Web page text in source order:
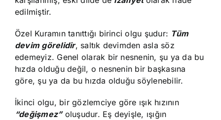
edilmiştir.
Özel Kuramın tanıttığı birinci olgu şudur: Tüm
devim görelidir, saltık devimden asla söz
edemeyiz. Genel olarak bir nesnenin, şu ya da bu
hızda olduğu değil, o nesnenin bir başkasına
göre, şu ya da bu hızda olduğu söylenebilir.
İkinci olgu, bir gözlemciye göre ışık hızının
“değişmez”oluşudur. Eş deyişle, ışığın